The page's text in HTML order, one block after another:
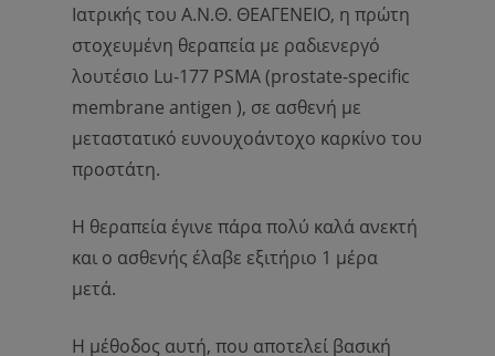
Ιατρικής του Α.Ν.Θ. ΘΕΑΓEΝΕΙΟ, η πρώτη
στοχευμένη θεραπεία με ραδιενεργό
λουτέσιο Lu-177 PSMA (prostate-specific
membrane antigen ), σε ασθενή με
μεταστατικό ευνουχοάντοχο καρκίνο του
προστάτη.
Η θεραπεία έγινε πάρα πολύ καλά ανεκτή
και ο ασθενής έλαβε εξιτήριο 1 μέρα
μετά.
Η μέθοδος αυτή, που αποτελεί βασική